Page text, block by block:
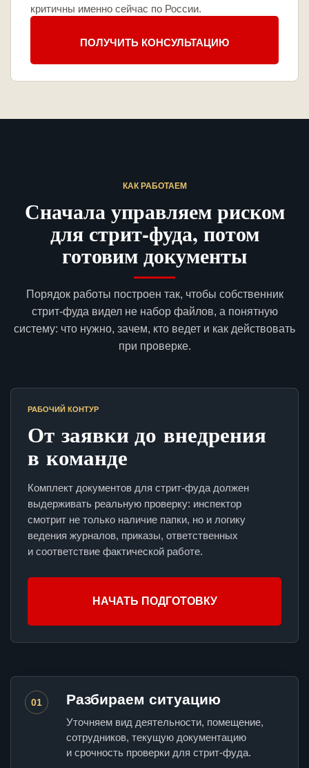
критичны именно сейчас по России.
ПОЛУЧИТЬ КОНСУЛЬТАЦИЮ
КАК РАБОТАЕМ
Сначала управляем риском
для стрит-фуда, потом
готовим документы
Порядок работы построен так, чтобы собственник
стрит-фуда видел не набор файлов, а понятную
систему: что нужно, зачем, кто ведет и как действовать
при проверке.
РАБОЧИЙ КОНТУР
От заявки до внедрения
в команде
Комплект документов для стрит-фуда должен
выдерживать реальную проверку: инспектор
смотрит не только наличие папки, но и логику
ведения журналов, приказы, ответственных
и соответствие фактической работе.
НАЧАТЬ ПОДГОТОВКУ
01 Разбираем ситуацию
Уточняем вид деятельности, помещение,
сотрудников, текущую документацию
и срочность проверки для стрит-фуда.